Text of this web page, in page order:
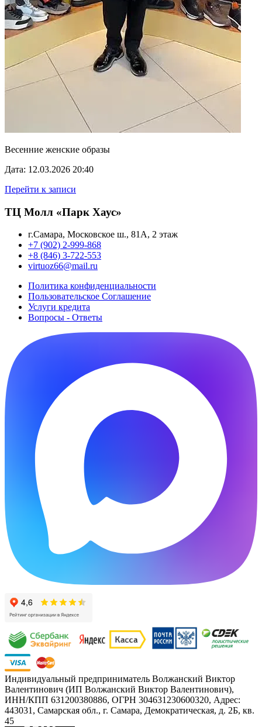
Весенние женские образы
Дата: 12.03.2026 20:40
Перейти к записи
ТЦ Молл «Парк Хаус»
г.Самара, Московское ш., 81А, 2 этаж
+7 (902) 2-999-868
+8 (846) 3-722-553
virtuoz66@mail.ru
Политика конфиденциальности
Пользовательское Cоглашение
Услуги кредита
Вопросы - Ответы
Индивидуальный предприниматель Волжанский Виктор
Валентинович (ИП Волжанский Виктор Валентинович),
ИНН/КПП 631200380886, ОГРН 304631230600320, Адрес:
443031, Самарская обл., г. Самара, Демократическая, д. 2Б, кв.
45